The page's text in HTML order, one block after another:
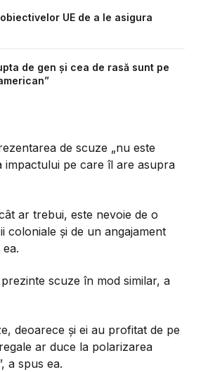
UE de a le asigura
de gen și cea de rasă sunt pe
de scuze „nu este
impactului pe care îl are asupra
ar trebui, este nevoie de o
și de un angajament
scuze în mod similar, a
deoarece și ei au profitat de pe
ar duce la polarizarea
a spus ea.